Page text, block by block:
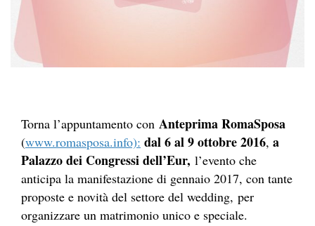
Torna l’appuntamento con Anteprima RomaSposa
(www.romasposa.info): dal 6 al 9 ottobre 2016, a
Palazzo dei Congressi dell’Eur, l’evento che
anticipa la manifestazione di gennaio 2017, con tante
proposte e novità del settore del wedding, per
organizzare un matrimonio unico e speciale.